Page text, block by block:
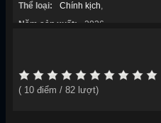
Thể loại:
Chính kịch,
Năm sản xuất:
2026
( 10 điểm / 82 lượt)